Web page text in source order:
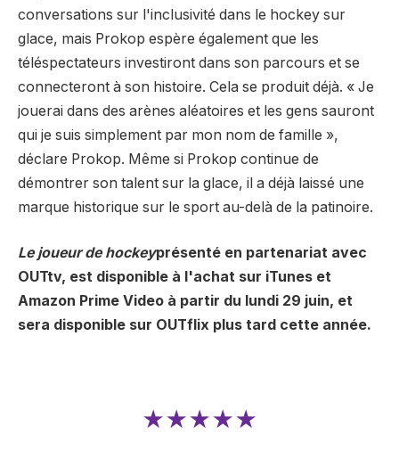
conversations sur l'inclusivité dans le hockey sur
glace, mais Prokop espère également que les
téléspectateurs investiront dans son parcours et se
connecteront à son histoire. Cela se produit déjà. « Je
jouerai dans des arènes aléatoires et les gens sauront
qui je suis simplement par mon nom de famille »,
déclare Prokop. Même si Prokop continue de
démontrer son talent sur la glace, il a déjà laissé une
marque historique sur le sport au-delà de la patinoire.
Le joueur de hockeyprésenté en partenariat avec
OUTtv, est disponible à l'achat sur iTunes et
Amazon Prime Video à partir du lundi 29 juin, et
sera disponible sur OUTflix plus tard cette année.
★★★★★